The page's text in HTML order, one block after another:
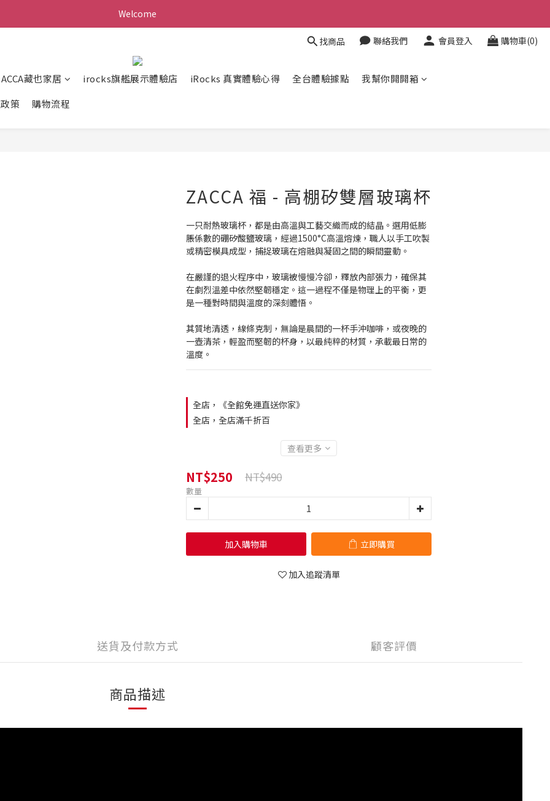
Welcome
找商品 聯絡我們 會員登入 購物車(0)
藏也家居 irocks旗艦展示體驗店 iRocks 真實體驗心得 全台體驗據點
我幫你開開箱
策
購物流程
ZACCA 福 - 高棚矽雙層玻璃杯
一只耐熱玻璃杯，都是由高溫與工藝交織而成的結晶。選用低膨
脹係數的硼矽酸鹽玻璃，經過1500°C高溫熔煉，職人以手工吹製
或精密模具成型，捕捉玻璃在熔融與凝固之間的瞬間靈動。
在嚴謹的退火程序中，玻璃被慢慢冷卻，釋放內部張力，確保其
在劇烈溫差中依然堅韌穩定。這一過程不僅是物理上的平衡，更
是一種對時間與溫度的深刻體悟。
其質地清透，線條克制，無論是晨間的一杯手沖咖啡，或夜晚的
一壺清茶，輕盈而堅韌的杯身，以最純粹的材質，承載最日常的
溫度。
全店，《全館免運直送你家》
全店，全店滿千折百
查看更多
NT$250 NT$490
數量
加入購物車 立即購買
加入追蹤清單
送貨及付款方式 顧客評價
商品描述